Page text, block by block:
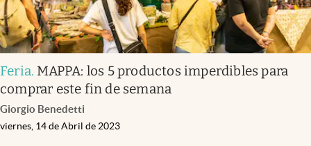
Feria. MAPPA: los 5 productos imperdibles para
comprar este fin de semana
Giorgio Benedetti
viernes, 14 de Abril de 2023